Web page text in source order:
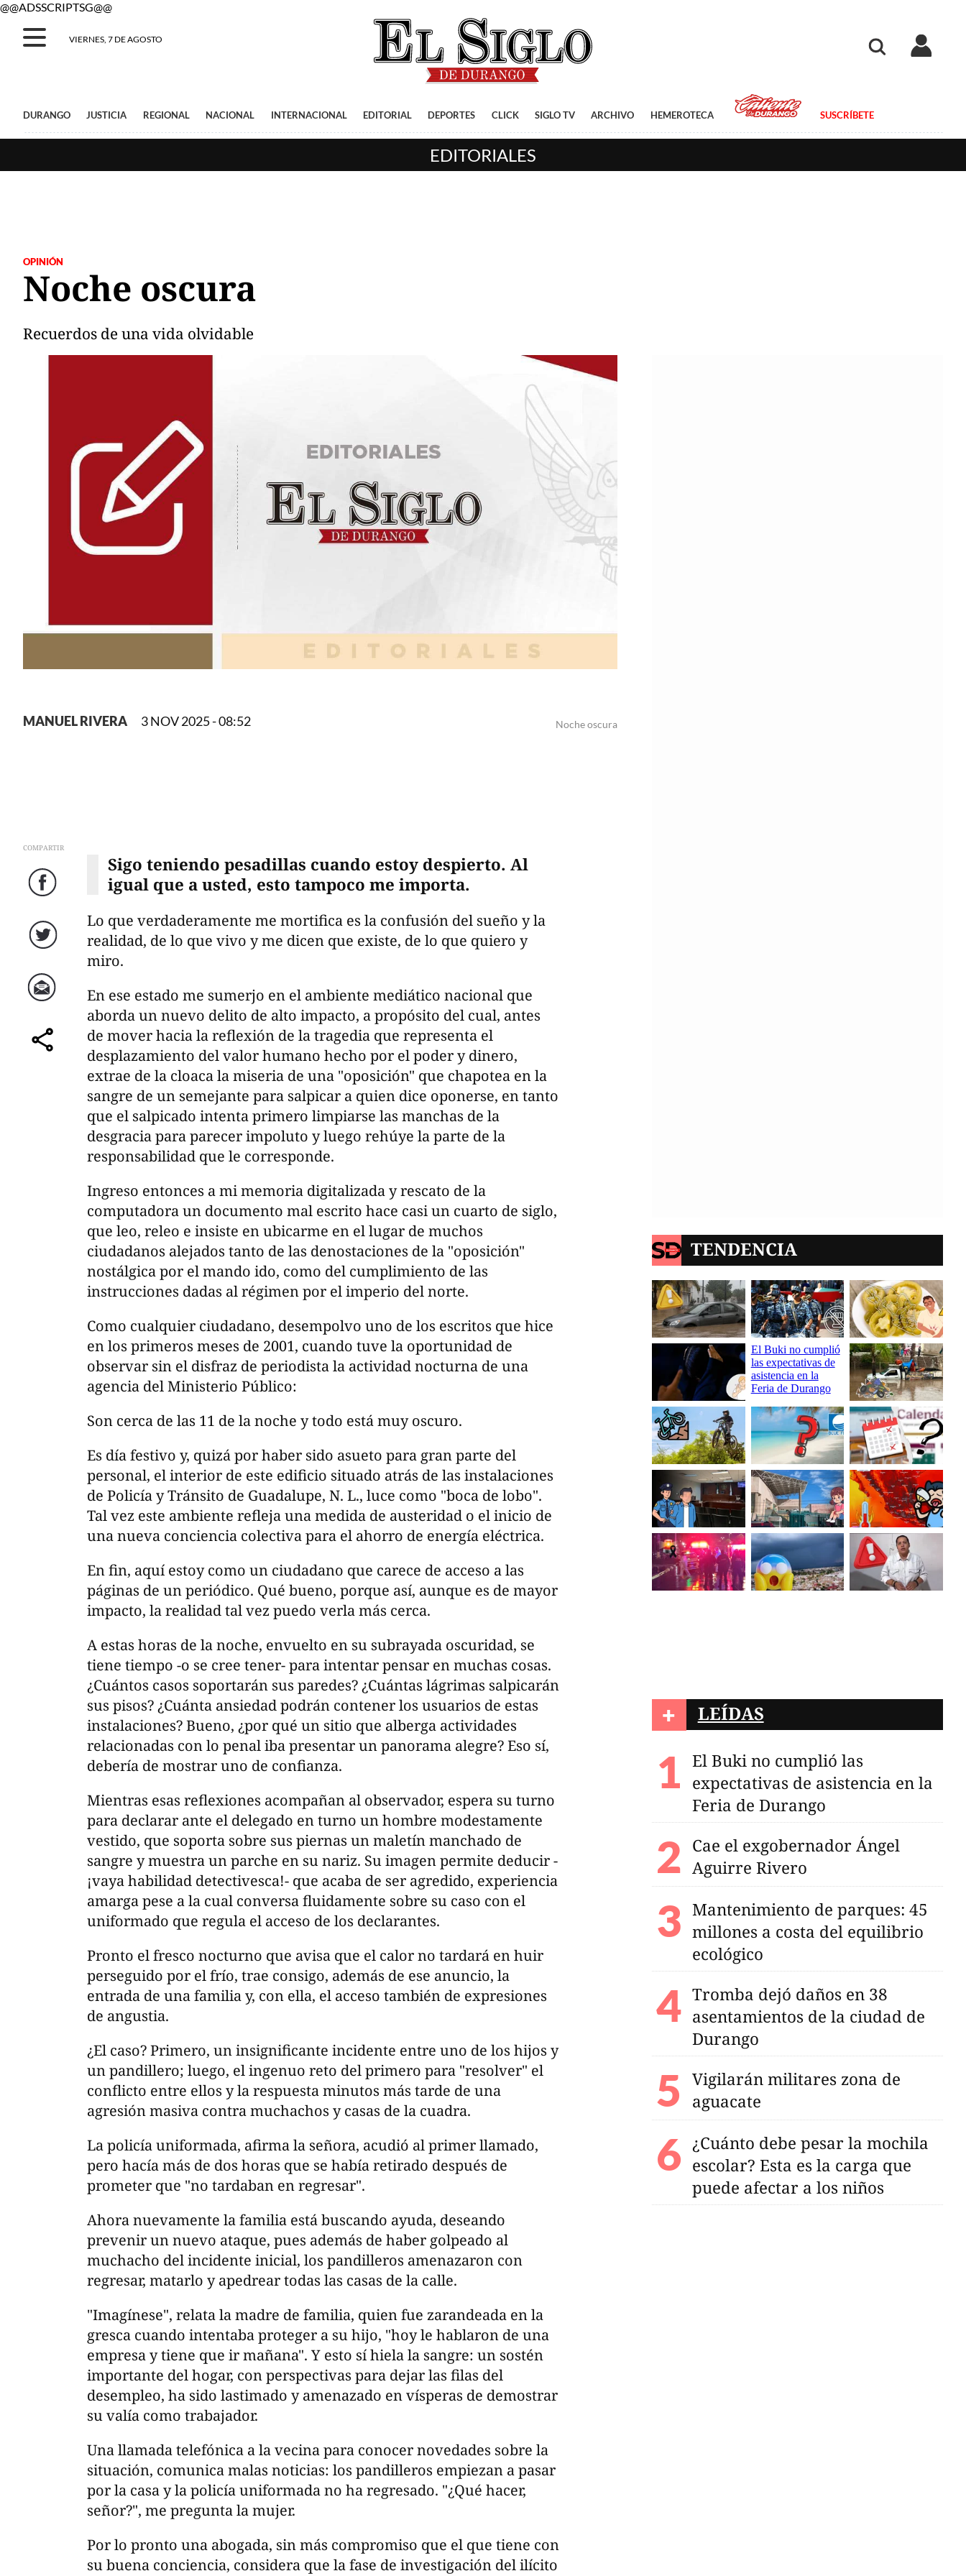
@@ADSSCRIPTSG@@
VIERNES, 7 DE AGOSTO
DURANGO JUSTICIA REGIONAL NACIONAL INTERNACIONAL EDITORIAL DEPORTES CLICK SIGLO TV ARCHIVO HEMEROTECA SUSCRÍBETE
EDITORIALES
OPINIÓN
Noche oscura
Recuerdos de una vida olvidable
Noche oscura
MANUEL RIVERA 3 NOV 2025 - 08:52
COMPARTIR
Facebook
Twitter
Correo
comparte
Sigo teniendo pesadillas cuando estoy despierto. Al
igual que a usted, esto tampoco me importa.
Lo que verdaderamente me mortifica es la confusión del sueño y la
realidad, de lo que vivo y me dicen que existe, de lo que quiero y
miro.
En ese estado me sumerjo en el ambiente mediático nacional que
aborda un nuevo delito de alto impacto, a propósito del cual, antes
de mover hacia la reflexión de la tragedia que representa el
desplazamiento del valor humano hecho por el poder y dinero,
extrae de la cloaca la miseria de una "oposición" que chapotea en la
sangre de un semejante para salpicar a quien dice oponerse, en tanto
que el salpicado intenta primero limpiarse las manchas de la
desgracia para parecer impoluto y luego rehúye la parte de la
responsabilidad que le corresponde.
Ingreso entonces a mi memoria digitalizada y rescato de la
computadora un documento mal escrito hace casi un cuarto de siglo,
que leo, releo e insiste en ubicarme en el lugar de muchos
ciudadanos alejados tanto de las denostaciones de la "oposición"
nostálgica por el mando ido, como del cumplimiento de las
instrucciones dadas al régimen por el imperio del norte.
Como cualquier ciudadano, desempolvo uno de los escritos que hice
en los primeros meses de 2001, cuando tuve la oportunidad de
observar sin el disfraz de periodista la actividad nocturna de una
agencia del Ministerio Público:
Son cerca de las 11 de la noche y todo está muy oscuro.
Es día festivo y, quizá por haber sido asueto para gran parte del
personal, el interior de este edificio situado atrás de las instalaciones
de Policía y Tránsito de Guadalupe, N. L., luce como "boca de lobo".
Tal vez este ambiente refleja una medida de austeridad o el inicio de
una nueva conciencia colectiva para el ahorro de energía eléctrica.
En fin, aquí estoy como un ciudadano que carece de acceso a las
páginas de un periódico. Qué bueno, porque así, aunque es de mayor
impacto, la realidad tal vez puedo verla más cerca.
A estas horas de la noche, envuelto en su subrayada oscuridad, se
tiene tiempo -o se cree tener- para intentar pensar en muchas cosas.
¿Cuántos casos soportarán sus paredes? ¿Cuántas lágrimas salpicarán
sus pisos? ¿Cuánta ansiedad podrán contener los usuarios de estas
instalaciones? Bueno, ¿por qué un sitio que alberga actividades
relacionadas con lo penal iba presentar un panorama alegre? Eso sí,
debería de mostrar uno de confianza.
Mientras esas reflexiones acompañan al observador, espera su turno
para declarar ante el delegado en turno un hombre modestamente
vestido, que soporta sobre sus piernas un maletín manchado de
sangre y muestra un parche en su nariz. Su imagen permite deducir -
¡vaya habilidad detectivesca!- que acaba de ser agredido, experiencia
amarga pese a la cual conversa fluidamente sobre su caso con el
uniformado que regula el acceso de los declarantes.
Pronto el fresco nocturno que avisa que el calor no tardará en huir
perseguido por el frío, trae consigo, además de ese anuncio, la
entrada de una familia y, con ella, el acceso también de expresiones
de angustia.
¿El caso? Primero, un insignificante incidente entre uno de los hijos y
un pandillero; luego, el ingenuo reto del primero para "resolver" el
conflicto entre ellos y la respuesta minutos más tarde de una
agresión masiva contra muchachos y casas de la cuadra.
La policía uniformada, afirma la señora, acudió al primer llamado,
pero hacía más de dos horas que se había retirado después de
prometer que "no tardaban en regresar".
Ahora nuevamente la familia está buscando ayuda, deseando
prevenir un nuevo ataque, pues además de haber golpeado al
muchacho del incidente inicial, los pandilleros amenazaron con
regresar, matarlo y apedrear todas las casas de la calle.
"Imagínese", relata la madre de familia, quien fue zarandeada en la
gresca cuando intentaba proteger a su hijo, "hoy le hablaron de una
empresa y tiene que ir mañana". Y esto sí hiela la sangre: un sostén
importante del hogar, con perspectivas para dejar las filas del
desempleo, ha sido lastimado y amenazado en vísperas de demostrar
su valía como trabajador.
Una llamada telefónica a la vecina para conocer novedades sobre la
situación, comunica malas noticias: los pandilleros empiezan a pasar
por la casa y la policía uniformada no ha regresado. "¿Qué hacer,
señor?", me pregunta la mujer.
Por lo pronto una abogada, sin más compromiso que el que tiene con
su buena conciencia, considera que la fase de investigación del ilícito
TENDENCIA
+ LEÍDAS
El Buki no cumplió las
expectativas de asistencia en la
Feria de Durango
Cae el exgobernador Ángel
Aguirre Rivero
Mantenimiento de parques: 45
millones a costa del equilibrio
ecológico
Tromba dejó daños en 38
asentamientos de la ciudad de
Durango
Vigilarán militares zona de
aguacate
¿Cuánto debe pesar la mochila
escolar? Esta es la carga que
puede afectar a los niños